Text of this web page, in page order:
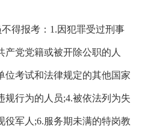
得报考：1.因犯罪受过刑事
产党党籍或被开除公职的人
位考试和法律规定的其他国家
规行为的人员;4.被依法列为失
役军人;6.服务期未满的特岗教